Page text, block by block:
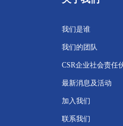
我们是谁
我们的团队
CSR企业社会责任
最新消息及活动
加入我们
联系我们